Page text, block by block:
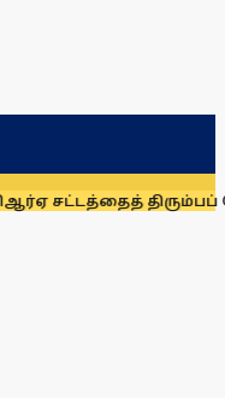
திரும்பப் பெறுக: